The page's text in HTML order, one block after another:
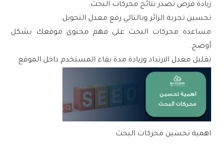
زيادة فرص تصدر نتائج محركات البحث.
تحسين تجربة الزائر وبالتالي رفع معدل التحويل.
مساعدة محركات البحث على فهم محتوى موقعك بشكل
أوضح.
تقليل معدل الارتداد وزيادة مدة بقاء المستخدم داخل الموقع.
اهمية تحسين محركات البحث